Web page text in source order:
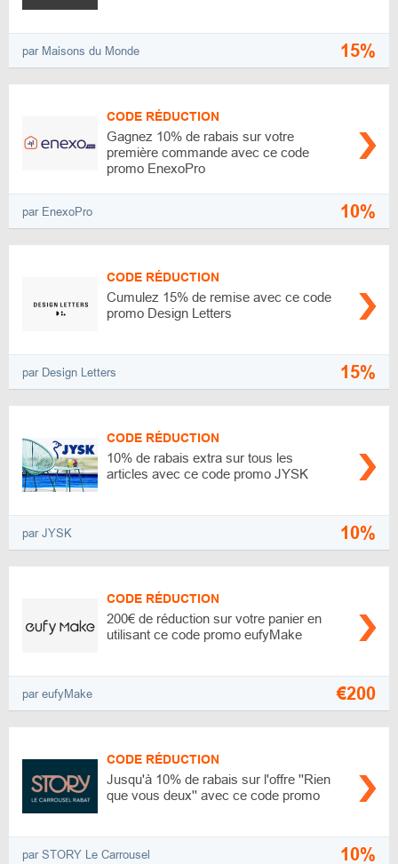
par Maisons du Monde 15%
CODE RÉDUCTION
Gagnez 10% de rabais sur votre
première commande avec ce code
promo EnexoPro
par EnexoPro 10%
CODE RÉDUCTION
Cumulez 15% de remise avec ce code
promo Design Letters
par Design Letters 15%
CODE RÉDUCTION
10% de rabais extra sur tous les
articles avec ce code promo JYSK
par JYSK 10%
CODE RÉDUCTION
200€ de réduction sur votre panier en
utilisant ce code promo eufyMake
par eufyMake €200
CODE RÉDUCTION
Jusqu'à 10% de rabais sur l'offre ''Rien
que vous deux'' avec ce code promo
par STORY Le Carrousel 10%